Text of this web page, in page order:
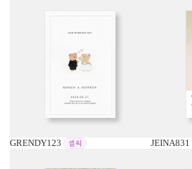
GRENDY123 JEINA831